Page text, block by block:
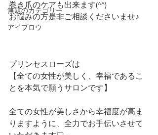
無題のカテゴリー
アイブロウ
巻き爪のケアも出来ます(^^)
お悩みの方是非ご相談くださいませ♪
プリンセスローズは
【全ての女性が美しく、幸福であるこ
とを本気で願うサロンです】
全ての女性が美しさから幸福度が高ま
りますように、全力でお手伝いさせて